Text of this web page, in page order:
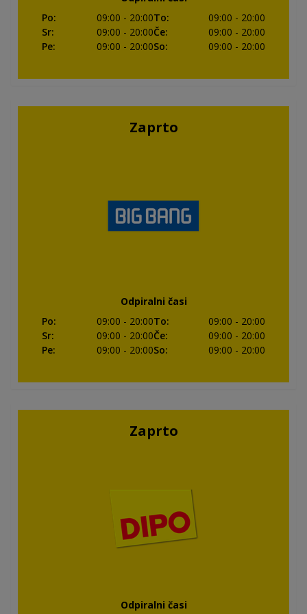
Po: 09:00 - 20:00To: 09:00 - 20:00
Sr: 09:00 - 20:00Če: 09:00 - 20:00
Pe: 09:00 - 20:00So: 09:00 - 20:00
Zaprto
Odpiralni časi
Po: 09:00 - 20:00To: 09:00 - 20:00
Sr: 09:00 - 20:00Če: 09:00 - 20:00
Pe: 09:00 - 20:00So: 09:00 - 20:00
Zaprto
Odpiralni časi